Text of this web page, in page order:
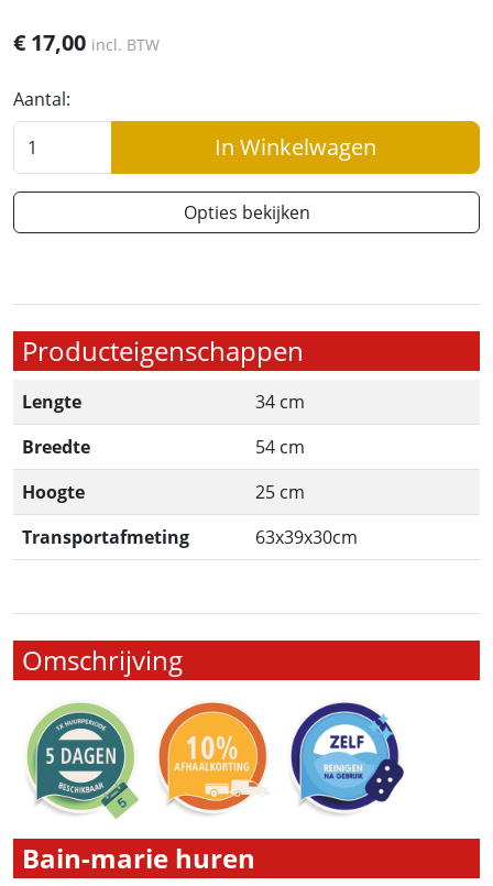
€ 17,00 incl. BTW
Aantal:
In Winkelwagen
Opties bekijken
Producteigenschappen
Lengte
34 cm
Breedte
54 cm
Hoogte
25 cm
Transportafmeting
63x39x30cm
Omschrijving
Bain-marie huren